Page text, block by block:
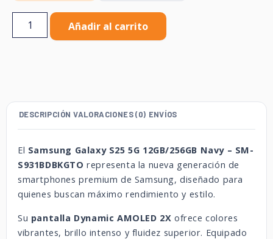
Añadir al carrito
DESCRIPCIÓN VALORACIONES (0) ENVÍOS
El Samsung Galaxy S25 5G 12GB/256GB Navy – SM-
S931BDBKGTO representa la nueva generación de
smartphones premium de Samsung, diseñado para
quienes buscan máximo rendimiento y estilo.
Su pantalla Dynamic AMOLED 2X ofrece colores
vibrantes, brillo intenso y fluidez superior. Equipado